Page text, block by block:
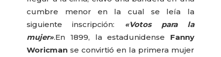
cumbre menor en la cual se leía la
siguiente inscripción: «Votos para la
mujer».En 1899, la estadunidense Fanny
Woricman se convirtió en la primera mujer